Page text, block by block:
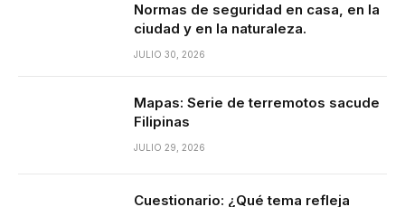
Normas de seguridad en casa, en la
ciudad y en la naturaleza.
JULIO 30, 2026
Mapas: Serie de terremotos sacude
Filipinas
JULIO 29, 2026
Cuestionario: ¿Qué tema refleja